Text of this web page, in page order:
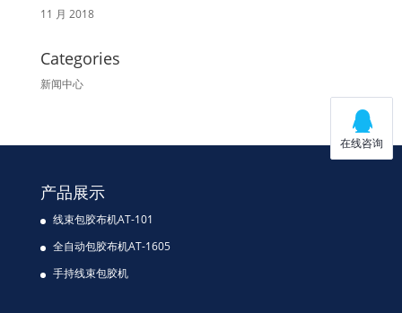
11 月 2018
Categories
新闻中心
产品展示
线束包胶布机AT-101
全自动包胶布机AT-1605
手持线束包胶机